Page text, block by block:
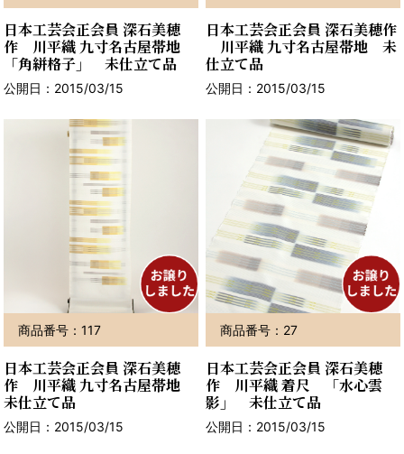
日本工芸会正会員 深石美穂
作 川平織 九寸名古屋帯地
「角絣格子」 未仕立て品
公開日：2015/03/15
日本工芸会正会員 深石美穂作
川平織 九寸名古屋帯地 未
仕立て品
公開日：2015/03/15
商品番号：117
日本工芸会正会員 深石美穂
作 川平織 九寸名古屋帯地
未仕立て品
公開日：2015/03/15
商品番号：27
日本工芸会正会員 深石美穂
作 川平織 着尺 「水心雲
影」 未仕立て品
公開日：2015/03/15